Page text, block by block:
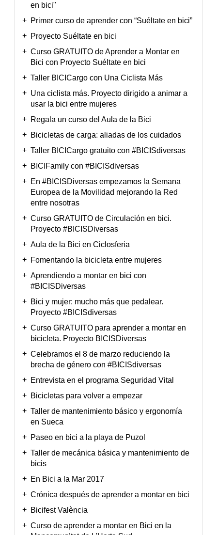
en bici"
Primer curso de aprender con “Suéltate en bici”
Proyecto Suéltate en bici
Curso GRATUITO de Aprender a Montar en
Bici con Proyecto Suéltate en bici
Taller BICICargo con Una Ciclista Más
Una ciclista más. Proyecto dirigido a animar a
usar la bici entre mujeres
Regala un curso del Aula de la Bici
Bicicletas de carga: aliadas de los cuidados
Taller BICICargo gratuito con #BICISdiversas
BICIFamily con #BICISdiversas
En #BICISDiversas empezamos la Semana
Europea de la Movilidad mejorando la Red
entre nosotras
Curso GRATUITO de Circulación en bici.
Proyecto #BICISDiversas
Aula de la Bici en Ciclosferia
Fomentando la bicicleta entre mujeres
Aprendiendo a montar en bici con
#BICISDiversas
Bici y mujer: mucho más que pedalear.
Proyecto #BICISdiversas
Curso GRATUITO para aprender a montar en
bicicleta. Proyecto BICISDiversas
Celebramos el 8 de marzo reduciendo la
brecha de género con #BICISdiversas
Entrevista en el programa Seguridad Vital
Bicicletas para volver a empezar
Taller de mantenimiento básico y ergonomía
en Sueca
Paseo en bici a la playa de Puzol
Taller de mecánica básica y mantenimiento de
bicis
En Bici a la Mar 2017
Crónica después de aprender a montar en bici
Bicifest València
Curso de aprender a montar en Bici en la